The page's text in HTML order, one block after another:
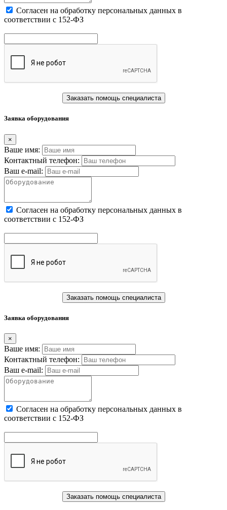
Cогласен на обработку персональных данных в
соответствии с 152-ФЗ
Заказать помощь специалиста
Заявка оборудования
×
Ваше имя:
Контактный телефон:
Ваш e-mail:
Cогласен на обработку персональных данных в
соответствии с 152-ФЗ
Заказать помощь специалиста
Заявка оборудования
×
Ваше имя:
Контактный телефон:
Ваш e-mail:
Cогласен на обработку персональных данных в
соответствии с 152-ФЗ
Заказать помощь специалиста